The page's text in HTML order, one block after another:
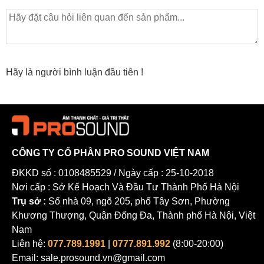
Loa Adamson Point 12 tái hiện những thanh âm chân thực
Sức mạnh của loa chuyên nghiệp
Adamson Point 12 nằm trong
Hãy là người bình luận đầu tiên !
CÔNG TY CỔ PHẦN PRO SOUND VIỆT NAM
ĐKKD số : 0108485529 / Ngày cấp : 25-10-2018
Nơi cấp : Sở Kế Hoạch Và Đầu Tư Thành Phố Hà Nội
Trụ sở : Số nhà 09, ngõ 205, phố Tây Sơn, Phường
Khương Thượng, Quận Đống Đa, Thành phố Hà Nội, Việt
Nam
Liên hệ: 077.789.1991 0777.891.992 (8:00-20:00)
Email: sale.prosound.vn@gmail.com